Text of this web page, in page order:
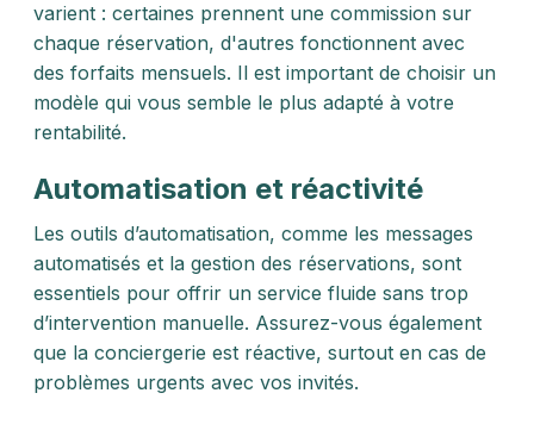
varient : certaines prennent une commission sur
chaque réservation, d'autres fonctionnent avec
des forfaits mensuels. Il est important de choisir un
modèle qui vous semble le plus adapté à votre
rentabilité.
Automatisation et réactivité
Les outils d’automatisation, comme les messages
automatisés et la gestion des réservations, sont
essentiels pour offrir un service fluide sans trop
d’intervention manuelle. Assurez-vous également
que la conciergerie est réactive, surtout en cas de
problèmes urgents avec vos invités.